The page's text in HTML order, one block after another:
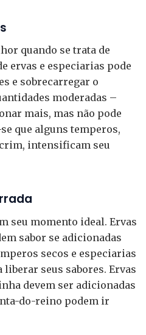
quando se trata de
ervas e especiarias pode
e sobrecarregar o
moderadas –
mais, mas não pode
que alguns temperos,
intensificam seu
seu momento ideal. Ervas
sabor se adicionadas
secos e especiarias
seus sabores. Ervas
devem ser adicionadas
do-reino podem ir